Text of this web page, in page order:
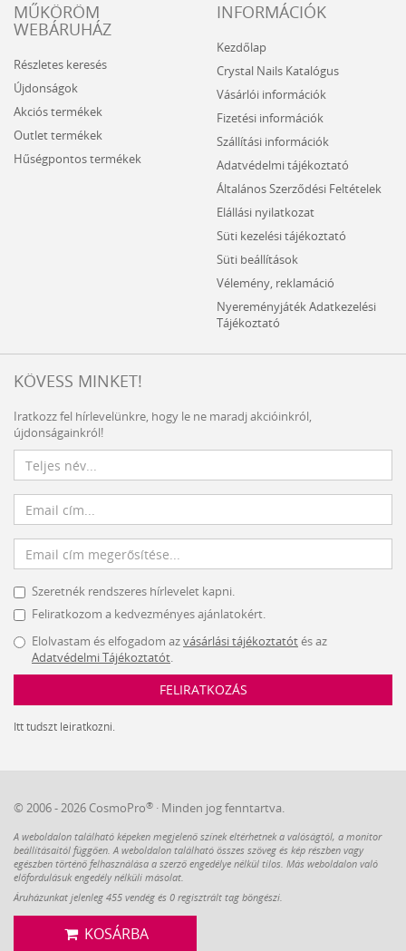
KOSÁRBA
MŰKÖRÖM
WEBÁRUHÁZ
Részletes keresés
Újdonságok
Akciós termékek
Outlet termékek
Hűségpontos termékek
INFORMÁCIÓK
Kezdőlap
Crystal Nails Katalógus
Vásárlói információk
Fizetési információk
Szállítási információk
Adatvédelmi tájékoztató
Általános Szerződési Feltételek
Elállási nyilatkozat
Süti kezelési tájékoztató
Süti beállítások
Vélemény, reklamáció
Nyereményjáték Adatkezelési
Tájékoztató
KÖVESS MINKET!
Iratkozz fel hírlevelünkre, hogy le ne maradj akcióinkról,
újdonságainkról!
Szeretnék rendszeres hírlevelet kapni.
Feliratkozom a kedvezményes ajánlatokért.
Elolvastam és elfogadom azvásárlási tájékoztatótés az
Adatvédelmi Tájékoztatót.
FELIRATKOZÁS
Itt tudszt leiratkozni.
© 2006 - 2026 CosmoPro® · Minden jog fenntartva.
A weboldalon található képeken megjelenő színek eltérhetnek a valóságtól, a monitor
beállításaitól függően. A weboldalon található összes szöveg és kép részben vagy
egészben történő felhasználása a szerző engedélye nélkül tilos. Más weboldalon való
előfordulásuk engedély nélküli másolat.
Áruházunkat jelenleg 455 vendég és 0 regisztrált tag böngészi.